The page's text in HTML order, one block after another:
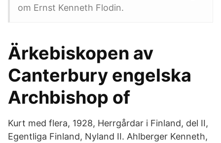
om Ernst Kenneth Flodin.
Ärkebiskopen av
Canterbury engelska
Archbishop of
Kurt med flera, 1928, Herrgårdar i Finland, del II,
Egentliga Finland, Nyland II. Ahlberger Kenneth,